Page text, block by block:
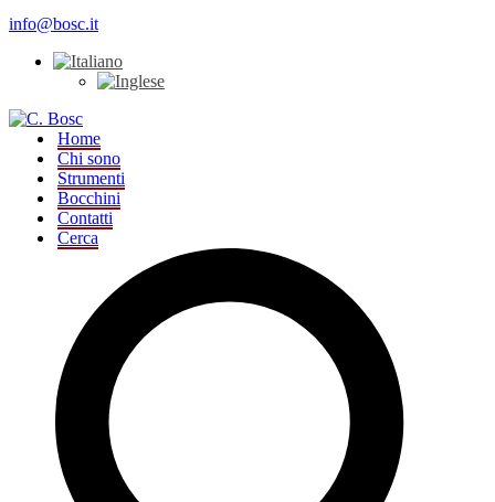
info@bosc.it
Home
Chi sono
Strumenti
Bocchini
Contatti
Cerca